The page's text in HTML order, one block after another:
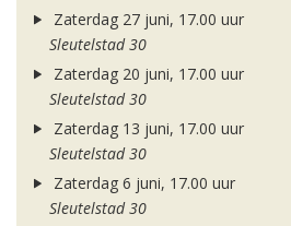
Zaterdag 27 juni, 17.00 uur
Sleutelstad 30
Zaterdag 20 juni, 17.00 uur
Sleutelstad 30
Zaterdag 13 juni, 17.00 uur
Sleutelstad 30
Zaterdag 6 juni, 17.00 uur
Sleutelstad 30